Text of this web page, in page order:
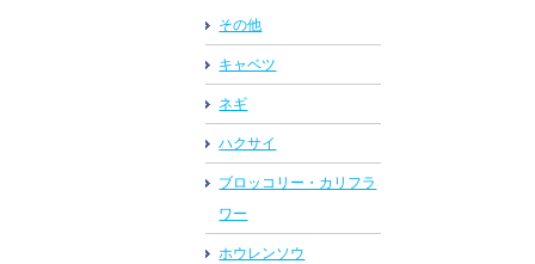
その他
キャベツ
ネギ
ハクサイ
ブロッコリー・カリフラ
ワー
ホウレンソウ